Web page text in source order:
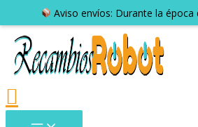
Aviso envíos: Durante la